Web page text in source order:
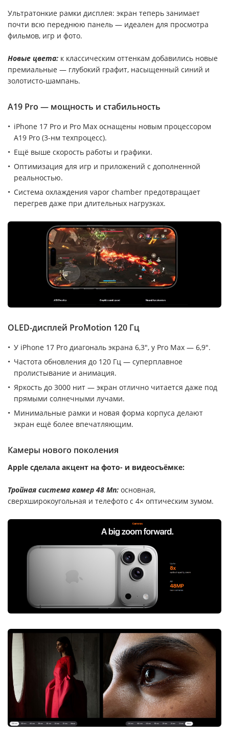
Ультратонкие рамки дисплея: экран теперь занимает
почти всю переднюю панель — идеален для просмотра
фильмов, игр и фото.
Новые цвета: к классическим оттенкам добавились новые
премиальные — глубокий графит, насыщенный синий и
золотисто-шампань.
A19 Pro — мощность и стабильность
iPhone 17 Pro и Pro Max оснащены новым процессором
A19 Pro (3-нм техпроцесс).
Ещё выше скорость работы и графики.
Оптимизация для игр и приложений с дополненной
реальностью.
Система охлаждения vapor chamber предотвращает
перегрев даже при длительных нагрузках.
OLED-дисплей ProMotion 120 Гц
У iPhone 17 Pro диагональ экрана 6,3″, у Pro Max — 6,9″.
Частота обновления до 120 Гц — суперплавное
пролистывание и анимация.
Яркость до 3000 нит — экран отлично читается даже под
прямыми солнечными лучами.
Минимальные рамки и новая форма корпуса делают
экран ещё более впечатляющим.
Камеры нового поколения
Apple сделала акцент на фото- и видеосъёмке:
Тройная система камер 48 Мп: основная,
сверхширокоугольная и телефото с 4× оптическим зумом.